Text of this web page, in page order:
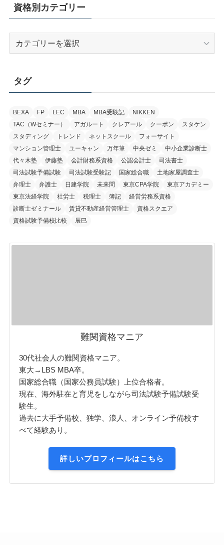
資格別カテゴリー
テ
リ
ー
タグ
BEXA FP LEC MBA MBA受験記
NIKKEN
TAC（Wセミナー）
アガルート クレアール クーポン
スタケン
スタディング
トレンド ネットスクール
フォーサイト
マンション管理士
ユーキャン 万年筆 中央ゼミ
中小企業診断士
代々木塾
伊藤塾 会計財務系資格 公認会計士
司法書士
司法試験予備試験
司法試験受験記 国家総合職
土地家屋調査士
弁理士
弁護士 日建学院 未来問 東京CPA学院
東京アカデミー
東京法経学院
社労士 税理士 簿記
経営労務系資格
診断士ゼミナール
賃貸不動産経営管理士
資格スクエア
資格試験予備校比較
辰巳
難関資格マニア
30代社会人の難関資格マニア。
東大→LBS MBA卒。
国家総合職（国家公務員試験）上位合格者。
現在、海外駐在と育児をしながら司法試験予備試験受
験生。
過去に大手予備校、独学、浪人、オンライン予備校す
べて経験あり。
詳しいプロフィールはこちら